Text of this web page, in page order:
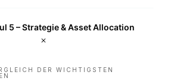
5 – Strategie & Asset Allocation
DER WICHTIGSTEN